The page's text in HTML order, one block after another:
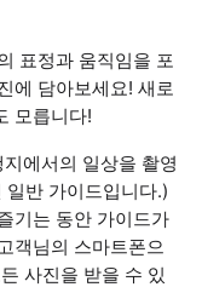
표정과 움직임을 포
에 담아보세요! 새로
모릅니다!
에서의 일상을 촬영
반 가이드입니다.)
기는 동안 가이드가
객님의 스마트폰으
사진을 받을 수 있